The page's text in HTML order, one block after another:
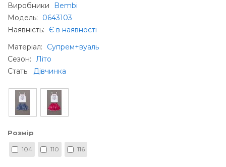
Виробники
Bembi
Модель:
0643103
Наявність:
Є в наявності
Матеріал:
Супрем+вуаль
Сезон: Літо
Стать: Дівчинка
Розмір
104 110 116